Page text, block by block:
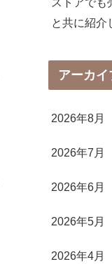
と共に紹介
アーカイ
2026年8月
2026年7月
2026年6月
2026年5月
2026年4月